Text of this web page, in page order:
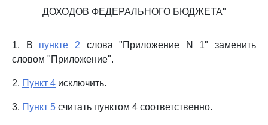
ДОХОДОВ ФЕДЕРАЛЬНОГО БЮДЖЕТА"
1. В пункте 2 слова "Приложение N 1" заменить
словом "Приложение".
2. Пункт 4 исключить.
3. Пункт 5 считать пунктом 4 соответственно.